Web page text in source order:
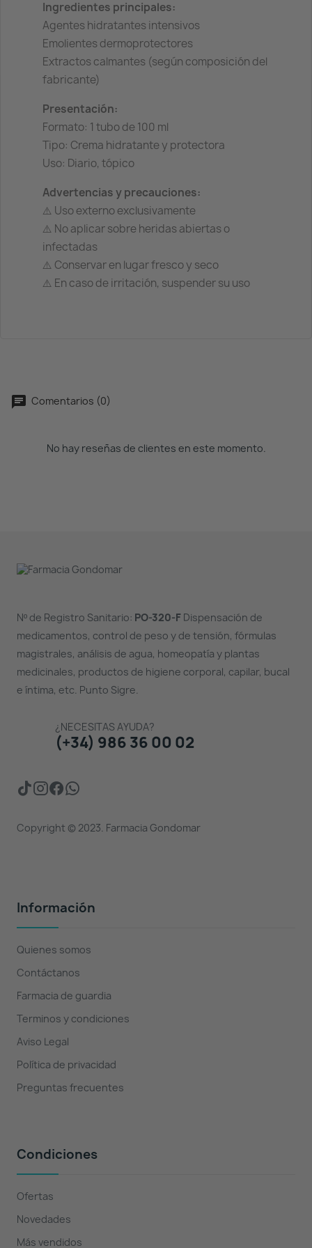
Ingredientes principales:
Agentes hidratantes intensivos
Emolientes dermoprotectores
Extractos calmantes (según composición del
fabricante)
Presentación:
Formato: 1 tubo de 100 ml
Tipo: Crema hidratante y protectora
Uso: Diario, tópico
Advertencias y precauciones:
⚠️ Uso externo exclusivamente
⚠️ No aplicar sobre heridas abiertas o
infectadas
⚠️ Conservar en lugar fresco y seco
⚠️ En caso de irritación, suspender su uso
Comentarios (0)
No hay reseñas de clientes en este momento.
Nº de Registro Sanitario: PO-320-FDispensación de
medicamentos, control de peso y de tensión, fórmulas
magistrales, análisis de agua, homeopatía y plantas
medicinales, productos de higiene corporal, capilar, bucal
e íntima, etc. Punto Sigre.
¿NECESITAS AYUDA?
(+34) 986 36 00 02
Copyright © 2023. Farmacia Gondomar
Información
Quienes somos
Contáctanos
Farmacia de guardia
Terminos y condiciones
Aviso Legal
Política de privacidad
Preguntas frecuentes
Condiciones
Ofertas
Novedades
Más vendidos